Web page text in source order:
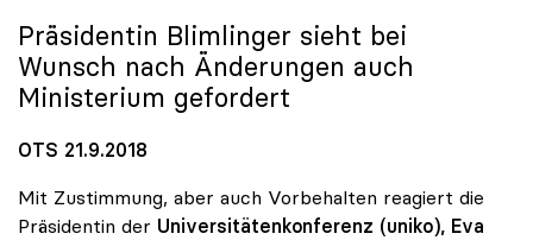
Präsidentin Blimlinger sieht bei
Wunsch nach Änderungen auch
Ministerium gefordert
OTS 21.9.2018
Mit Zustimmung, aber auch Vorbehalten reagiert die
Präsidentin der Universitätenkonferenz (uniko), Eva